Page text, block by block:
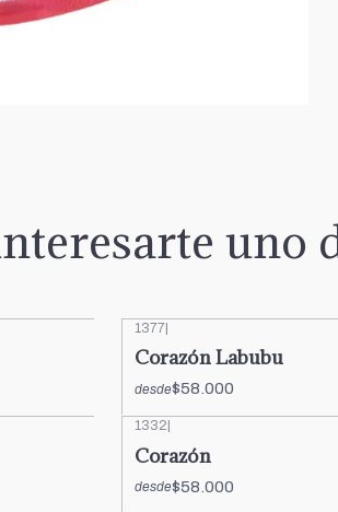
uno
1377|
Corazón Labubu
desde$58.000
1332
Corazón
desde$58.000